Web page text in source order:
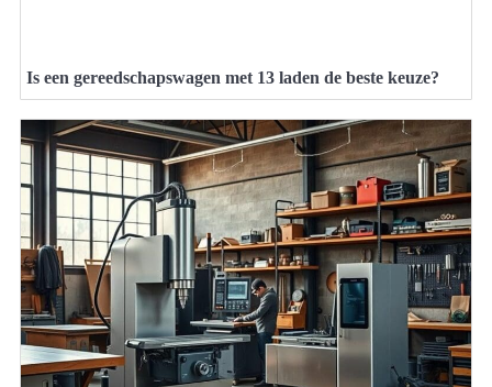
Is een gereedschapswagen met 13 laden de beste keuze?